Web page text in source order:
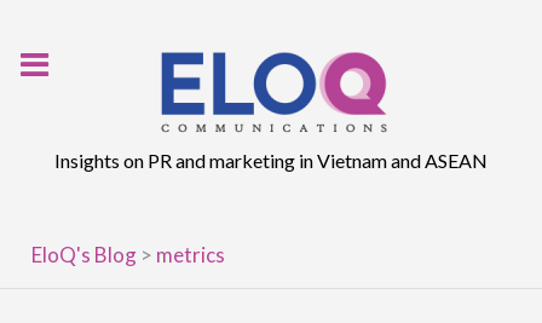
Insights on PR and marketing in Vietnam and ASEAN
EloQ's Blog > metrics